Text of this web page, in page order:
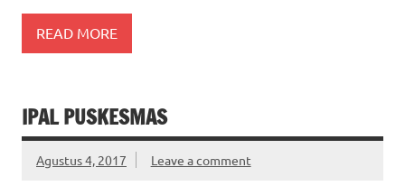
READ MORE
IPAL PUSKESMAS
Agustus 4, 2017 Leave a comment